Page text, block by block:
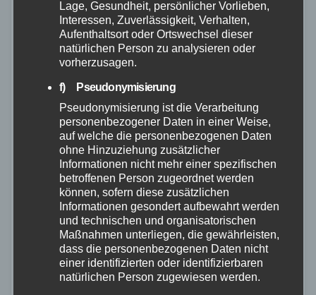
ALLGEMEIN POLIZEI
Die häufigsten Schäden in der Kfz-
Versicherung
22. FEB. 2023
LeasePlan betreut in Deutschland mehr als 120.000
gewerblich genutzte Fahrzeuge. Der Leasing- und
Fuhrparkmanagement-Experte hat jetzt die Schäden
Lage, Gesundheit, persönlicher Vorlieben,
Interessen, Zuverlässigkeit, Verhalten,
Aufenthaltsort oder Ortswechsel dieser
natürlichen Person zu analysieren oder
vorherzusagen.
f) Pseudonymisierung
Pseudonymisierung ist die Verarbeitung
personenbezogener Daten in einer Weise,
auf welche die personenbezogenen Daten
ohne Hinzuziehung zusätzlicher
Informationen nicht mehr einer spezifischen
betroffenen Person zugeordnet werden
können, sofern diese zusätzlichen
Informationen gesondert aufbewahrt werden
und technischen und organisatorischen
Maßnahmen unterliegen, die gewährleisten,
dass die personenbezogenen Daten nicht
einer identifizierten oder identifizierbaren
natürlichen Person zugewiesen werden.